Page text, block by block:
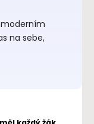
na sebe,